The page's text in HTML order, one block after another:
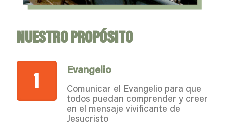
NUESTRO PROPÓSITO
Evangelio
Comunicar el Evangelio para que
todos puedan comprender y creer
en el mensaje vivificante de
Jesucristo